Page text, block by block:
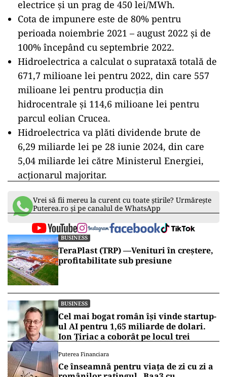
electrice și un prag de 450 lei/MWh.
Cota de impunere este de 80% pentru
perioada noiembrie 2021 – august 2022 și de
100% începând cu septembrie 2022.
Hidroelectrica a calculat o suprataxă totală de
671,7 milioane lei pentru 2022, din care 557
milioane lei pentru producția din
hidrocentrale și 114,6 milioane lei pentru
parcul eolian Crucea.
Hidroelectrica va plăti dividende brute de
6,29 miliarde lei pe 28 iunie 2024, din care
5,04 miliarde lei către Ministerul Energiei,
acționarul majoritar.
Vrei să fii mereu la curent cu toate știrile? Urmărește
Puterea.ro și pe canalul de WhatsApp
BUSINESS
TeraPlast (TRP) —Venituri în creștere,
profitabilitate sub presiune
BUSINESS
Cel mai bogat român își vinde startup-
ul AI pentru 1,65 miliarde de dolari.
Ion Țiriac a coborât pe locul trei
Puterea Financiara
Ce înseamnă pentru viața de zi cu zi a